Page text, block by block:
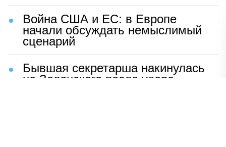
Война США и ЕС: в Европе
начали обсуждать немыслимый
сценарий
Бывшая секретарша накинулась
на Зеленского после удара